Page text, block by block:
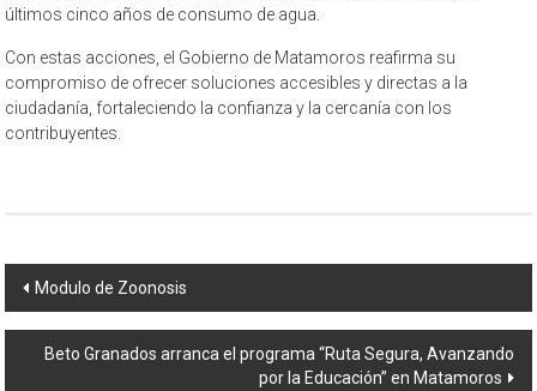
últimos cinco años de consumo de agua.
Con estas acciones, el Gobierno de Matamoros reafirma su
compromiso de ofrecer soluciones accesibles y directas a la
ciudadanía, fortaleciendo la confianza y la cercanía con los
contribuyentes.
Navegación
de
entrada
Modulo de Zoonosis
Beto Granados arranca el programa “Ruta Segura, Avanzando
por la Educación” en Matamoros